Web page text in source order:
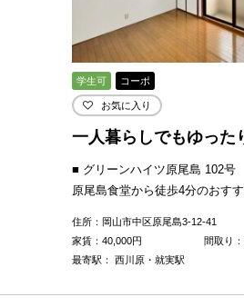
学生可 コーポ
お気に入り
一人暮らしでもゆった
■ グリーンハイツ原尾島 102号
原尾島食堂から徒歩4分のおす
住所：岡山市中区原尾島3-12-41
家賃： 40,000円
間取り
最寄駅： 西川原・就実駅